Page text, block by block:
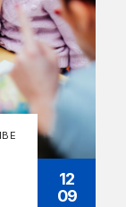
12
09